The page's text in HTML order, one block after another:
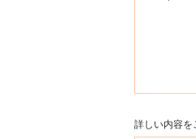
詳しい内容を